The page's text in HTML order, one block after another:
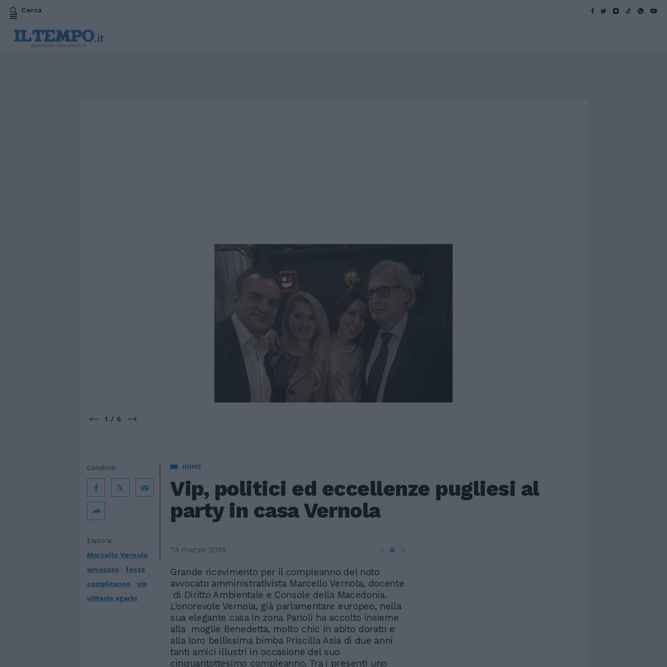
Cerca
1 / 6
HOME
Vip, politici ed eccellenze pugliesi al
party in casa Vernola
Esplora:
Marcello Vernola
avvocato
festa
compleanno
vip
vittorio sgarbi
Condividi:
13 marzo 2019 a
Grande ricevimento per il compleanno del noto
avvocato amministrativista Marcello Vernola, docente
di Diritto Ambientale e Console della Macedonia.
L'onorevole Vernola, già parlamentare europeo, nella
sua elegante casa in zona Parioli ha accolto insieme
alla moglie Benedetta, molto chic in abito dorato e
alla loro bellissima bimba Priscilla Asia di due anni
tanti amici illustri in occasione del suo
cinquantottesimo compleanno. Tra i presenti uno